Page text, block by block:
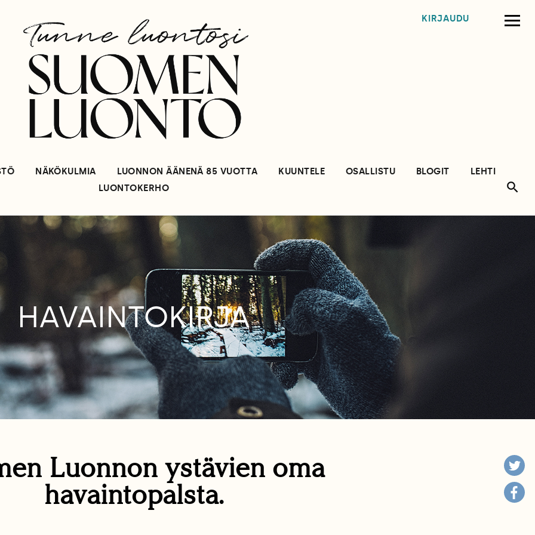
KIRJAUDU
NÄKÖKULMIA LUONNON ÄÄNENÄ 85 VUOTTA KUUNTELE OSALLISTU BLOGIT
LEHTI
LUONTOKERHO
HAVAINTOKIRJA
Luonnon ystävien oma
havaintopalsta.